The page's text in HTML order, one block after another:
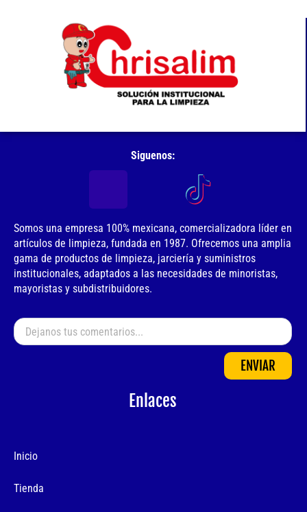
Siguenos:
Somos una empresa 100% mexicana, comercializadora líder en
artículos de limpieza, fundada en 1987. Ofrecemos una amplia
gama de productos de limpieza, jarciería y suministros
institucionales, adaptados a las necesidades de minoristas,
mayoristas y subdistribuidores.
ENVIAR
Enlaces
Inicio
Tienda